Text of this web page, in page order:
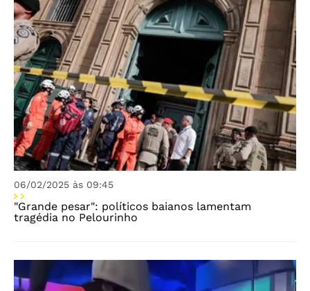
06/02/2025 às 09:45
"Grande pesar": políticos baianos lamentam
tragédia no Pelourinho